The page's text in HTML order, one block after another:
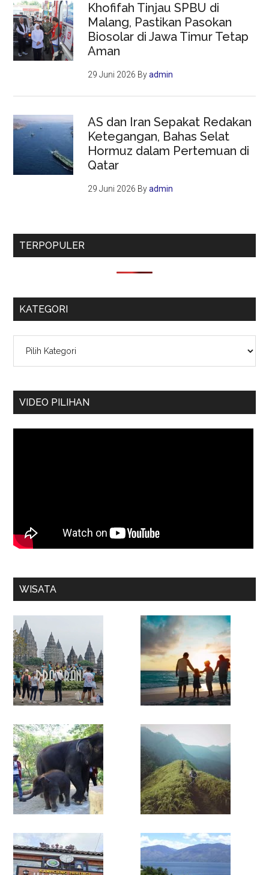
Khofifah Tinjau SPBU di
Malang, Pastikan Pasokan
Biosolar di Jawa Timur Tetap
Aman
29 Juni 2026 Byadmin
AS dan Iran Sepakat Redakan
Ketegangan, Bahas Selat
Hormuz dalam Pertemuan di
Qatar
29 Juni 2026 Byadmin
TERPOPULER
KATEGORI
VIDEO PILIHAN
WISATA